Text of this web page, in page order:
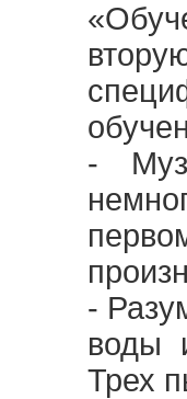
-
-
воды
Трех